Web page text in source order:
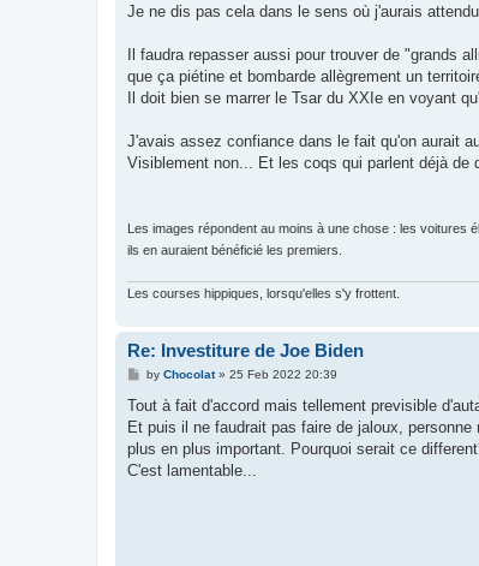
Je ne dis pas cela dans le sens où j'aurais
Il faudra repasser aussi pour trouver de "grands
que ça piétine et bombarde allègrement un
Il doit bien se marrer le Tsar du XXIe en voyant
J'avais assez confiance dans le fait qu'on aurait
Visiblement non... Et les coqs qui parlent déjà de
Les images répondent au moins à une chose : les voitures
ils en auraient bénéficié les premiers.
Les courses hippiques, lorsqu'elles s'y frottent.
Re: Investiture de Joe Biden
P
s
by Chocolat» 25 Feb 2022 20:39
Tout à fait d'accord mais tellement previsible
Et puis il ne faudrait pas faire de jaloux,
plus en plus important. Pourquoi serait ce
C'est lamentable...